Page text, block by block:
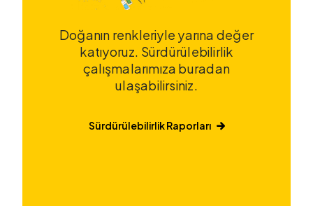
Doğanın renkleriyle yarına değer
katıyoruz. Sürdürülebilirlik
çalışmalarımıza buradan
ulaşabilirsiniz.
Sürdürülebilirlik Raporları